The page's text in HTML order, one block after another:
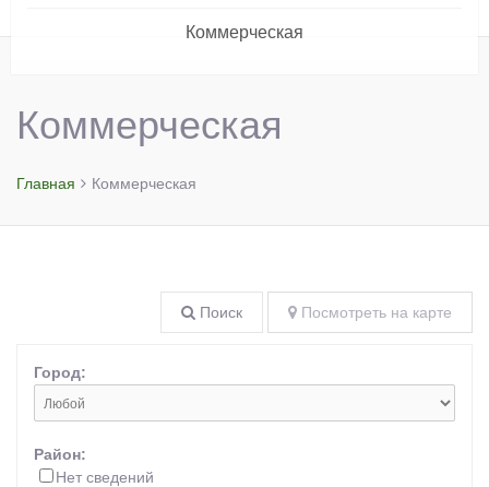
Коммерческая
Коммерческая
Главная Коммерческая
Поиск Посмотреть на карте
Город:
Район:
Нет сведений